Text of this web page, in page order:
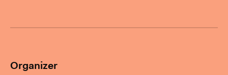
Organizer